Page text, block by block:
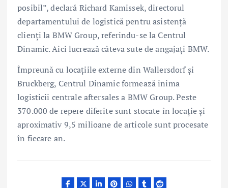
posibil”, declară Richard Kamissek, directorul
departamentului de logistică pentru asistenţă
clienţi la BMW Group, referindu-se la Centrul
Dinamic. Aici lucrează câteva sute de angajaţi BMW.
Împreună cu locaţiile externe din Wallersdorf şi
Bruckberg, Centrul Dinamic formează inima
logisticii centrale aftersales a BMW Group. Peste
370.000 de repere diferite sunt stocate în locaţie şi
aproximativ 9,5 milioane de articole sunt procesate
în fiecare an.